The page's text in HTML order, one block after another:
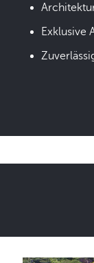
Exklusive